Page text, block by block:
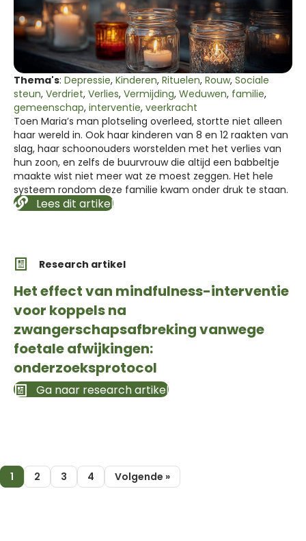
Thema's: Depressie, Kinderen, Rituelen, Rouw, Sociale
steun, Verdriet, Verlies, Vermijding, Weduwen, familie,
gemeenschap, interventie, veerkracht
Toen Maria’s man plotseling overleed, stortte niet alleen
haar wereld in. Ook haar kinderen van 8 en 12 raakten van
slag, haar schoonouders worstelden met het verlies van
hun zoon, en zelfs de buurvrouw die altijd een babbeltje
maakte wist niet meer wat ze moest zeggen. Het hele
systeem rondom deze familie kwam onder druk te staan.
Lees dit artikel
Research artikel
Het effect van mindfulness-interventie
voor koppels na
zwangerschapsafbreking vanwege
foetale afwijkingen:
onderzoeksprotocol
Ga naar research artikel
1 2 3 4 Volgende »